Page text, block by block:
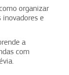
organizar
inovadores e
a
com